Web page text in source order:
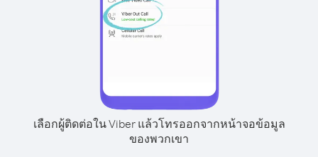
เลือกผู้ติดต่อใน Viber แล้วโทรออกจากหน้าจอข้อมูล
ของพวกเขา